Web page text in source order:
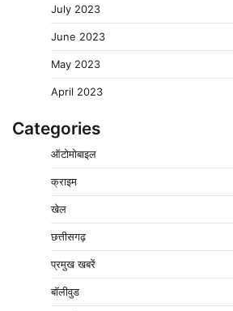
July 2023
June 2023
May 2023
April 2023
Categories
ऑटोमोबाइल
क्राइम
खेल
छत्तीसगढ़
प्रमुख खबरें
बॉलीवुड